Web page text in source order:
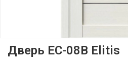
Дверь EC-08B Elitis